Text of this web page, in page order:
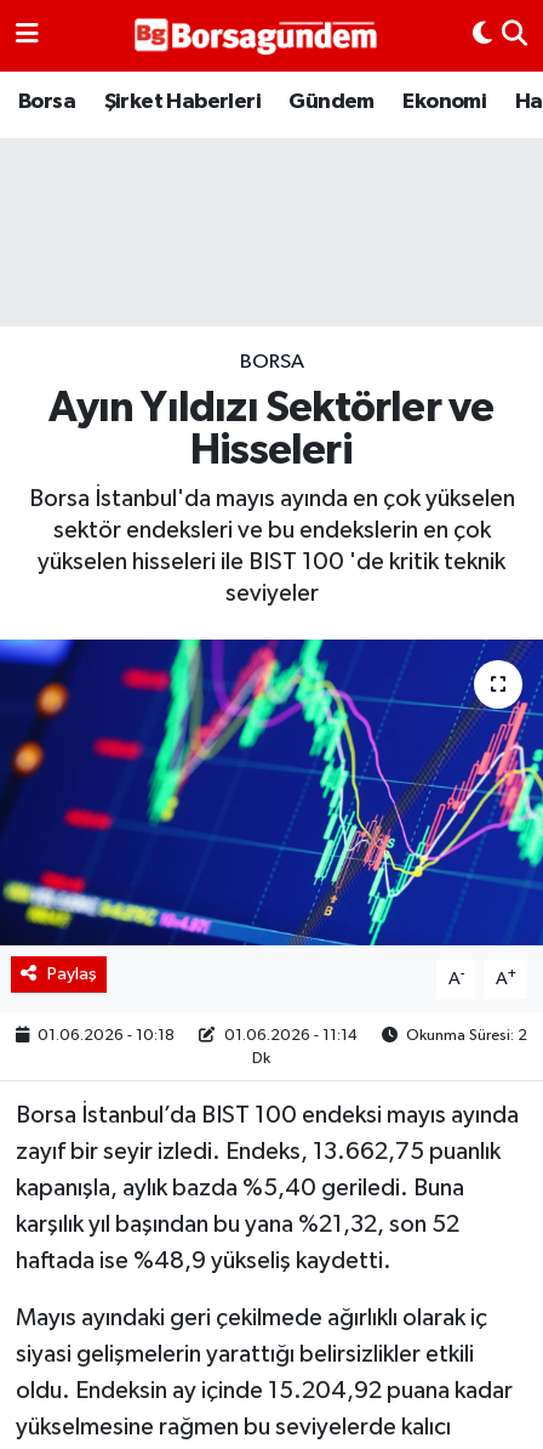
Borsa Şirket Haberleri Gündem Ekonomi
BORSA
Ayın Yıldızı Sektörler ve
Hisseleri
Borsa İstanbul'da mayıs ayında en çok yükselen
sektör endeksleri ve bu endekslerin en çok
yükselen hisseleri ile BIST 100 'de kritik teknik
seviyeler
Paylaş A- A+
01.06.2026 - 10:18 01.06.2026 - 11:14
Okunma Süresi: 2
Dk
Borsa İstanbul’da BIST 100 endeksi mayıs ayında
zayıf bir seyir izledi. Endeks, 13.662,75 puanlık
kapanışla, aylık bazda %5,40 geriledi. Buna
karşılık yıl başından bu yana %21,32, son 52
haftada ise %48,9 yükseliş kaydetti.
Mayıs ayındaki geri çekilmede ağırlıklı olarak iç
siyasi gelişmelerin yarattığı belirsizlikler etkili
oldu. Endeksin ay içinde 15.204,92 puana kadar
yükselmesine rağmen bu seviyelerde kalıcı
Borsa
Bitcoin
Şirket Haberleri
Borsa Gundem
BIST 100 Isı Haritası
Coin Isı Haritası
Ekonomik Takvim
Kiripto Para Piyasası
Gizlilik Sözleşmesi
Hakkımızda
İletişim